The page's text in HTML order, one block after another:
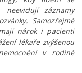
záznamy
Samozřejmě
nárok i pacienti
lékaře zvýšenou
v rodině